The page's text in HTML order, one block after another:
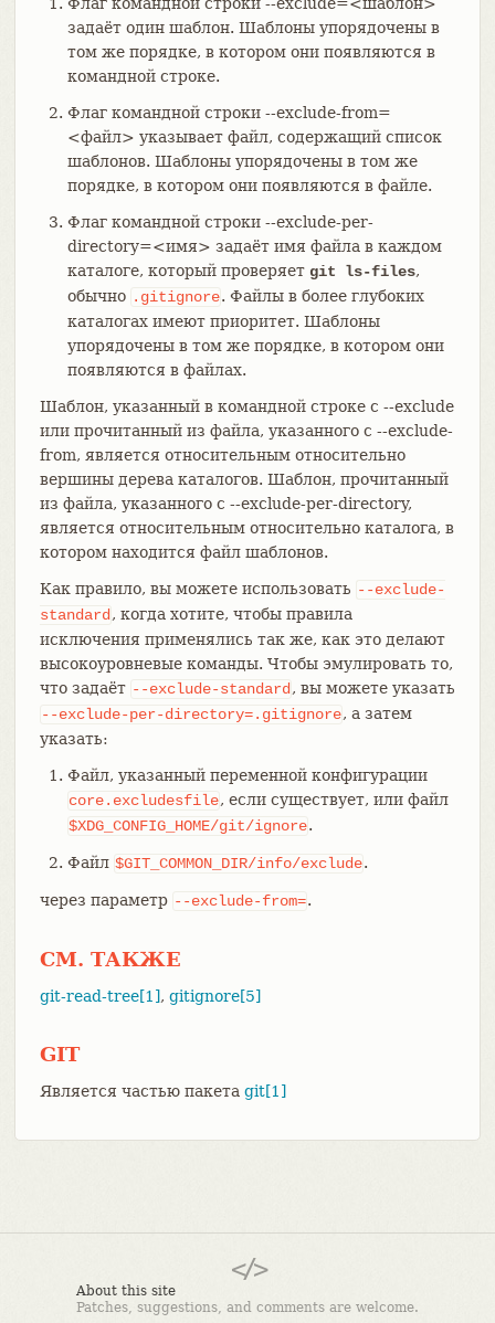
задаёт один шаблон. Шаблоны упорядочены в
том же порядке, в котором они появляются в
командной строке.
Флаг командной строки --exclude-from=
<файл> указывает файл, содержащий список
шаблонов. Шаблоны упорядочены в том же
порядке, в котором они появляются в файле.
Флаг командной строки --exclude-per-
directory=<имя> задаёт имя файла в каждом
каталоге, который проверяет git ls-files,
обычно .gitignore. Файлы в более глубоких
каталогах имеют приоритет. Шаблоны
упорядочены в том же порядке, в котором они
появляются в файлах.
Шаблон, указанный в командной строке с --exclude
или прочитанный из файла, указанного с --exclude-
from, является относительным относительно
вершины дерева каталогов. Шаблон, прочитанный
из файла, указанного с --exclude-per-directory,
является относительным относительно каталога, в
котором находится файл шаблонов.
Как правило, вы можете использовать --exclude-
standard , когда хотите, чтобы правила
исключения применялись так же, как это делают
высокоуровневые команды. Чтобы эмулировать то,
что задаёт --exclude-standard , вы можете указать
--exclude-per-directory=.gitignore, а затем
указать:
Файл, указанный переменной конфигурации
core.excludesfile, если существует, или файл
$XDG_CONFIG_HOME/git/ignore.
Файл $GIT_COMMON_DIR/info/exclude.
через параметр --exclude-from=.
СМ. ТАКЖЕ
git-read-tree[1], gitignore[5]
GIT
Является частью пакета git[1]
About this site
Patches, suggestions, and comments are welcome.